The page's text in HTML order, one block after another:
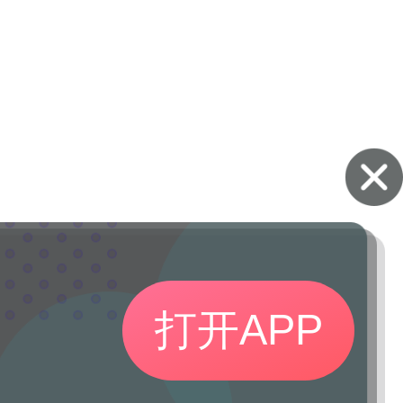
打开APP